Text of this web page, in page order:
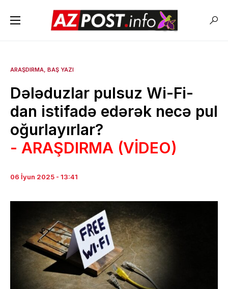
ARAŞDIRMA BAŞ YAZI
Dələduzlar pulsuz Wi-Fi-
dan istifadə edərək necə pul
oğurlayırlar?
- ARAŞDIRMA (VİDEO)
06 İyun 2025 - 13:41